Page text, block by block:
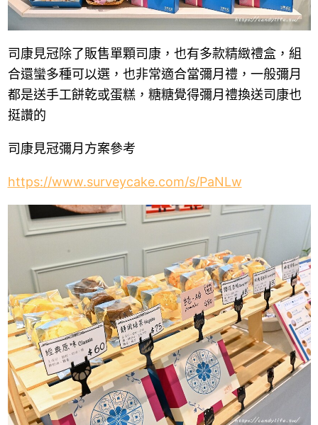
司康見冠除了販售單顆司康，也有多款精緻禮盒，組
合還蠻多種可以選，也非常適合當彌月禮，一般彌月
都是送手工餅乾或蛋糕，糖糖覺得彌月禮換送司康也
挺讚的
司康見冠彌月方案參考
https://www.surveycake.com/s/PaNLw